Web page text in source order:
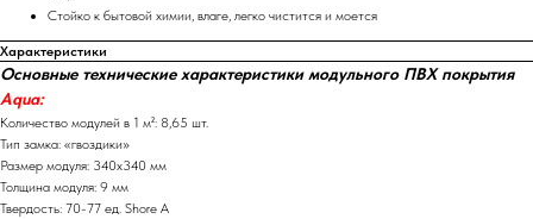
Стойко к бытовой химии, влаге, легко чистится и моется
Характеристики
Основные технические характеристики модульного ПВХ покрытия
Aqua:
Количество модулей в 1 м²: 8,65 шт.
Тип замка: «гвоздики»
Размер модуля: 340х340 мм
Толщина модуля: 9 мм
Твердость: 70-77 ед. Shore A